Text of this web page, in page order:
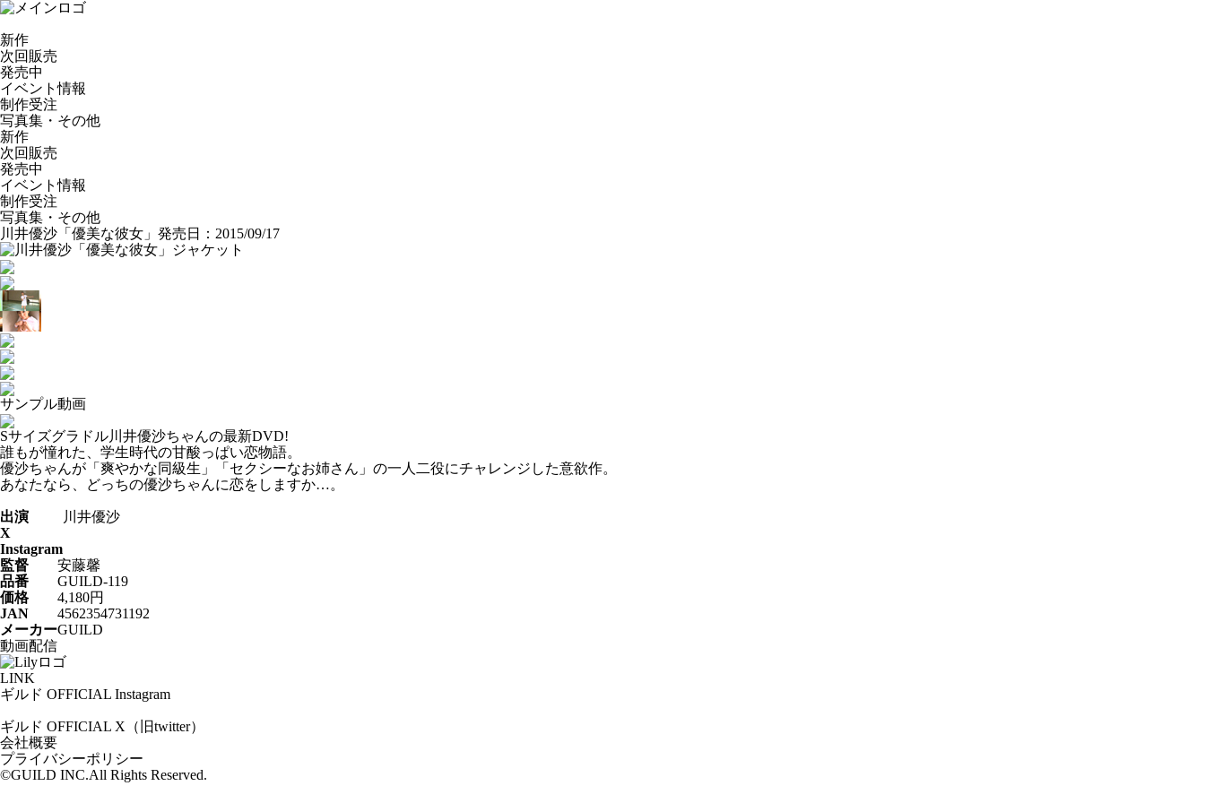
新作
次回販売
発売中
イベント情報
制作受注
写真集・その他
新作
次回販売
発売中
イベント情報
制作受注
写真集・その他
川井優沙「優美な彼女」 発売日：2015/09/17
サンプル動画
Sサイズグラドル川井優沙ちゃんの最新DVD!
誰もが憧れた、学生時代の甘酸っぱい恋物語。
優沙ちゃんが「爽やかな同級生」「セクシーなお姉さん」の一人二役にチャレンジした意欲作。
あなたなら、どっちの優沙ちゃんに恋をしますか…。
出演
川井優沙
X
Instagram
監督
安藤馨
品番
GUILD-119
価格
4,180円
JAN
4562354731192
メーカーGUILD
動画配信
LINK
ギルド OFFICIAL Instagram
ギルド OFFICIAL X（旧twitter）
会社概要
プライバシーポリシー
©GUILD INC.All Rights Reserved.